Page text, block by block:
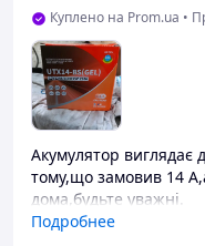
Куплено на Prom.ua •
Акумулятор виглядає
тому,що замовив 14
дома,будьте уважні.
Преимущества
Подробнее